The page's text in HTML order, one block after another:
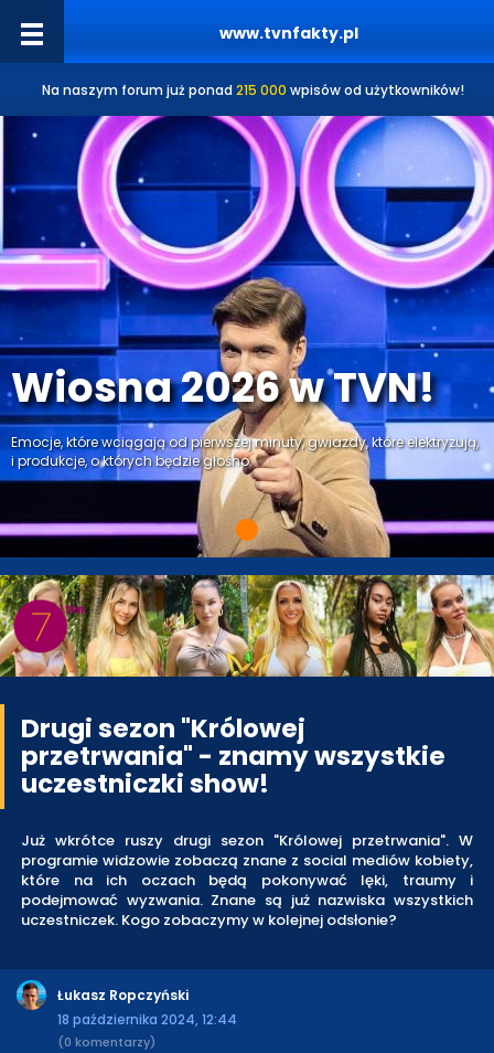
www.tvnfakty.pl
Na naszym forum już ponad 215 000 wpisów od użytkowników!
Wiosna 2026 w TVN!
Emocje, które wciągają od pierwszej minuty, gwiazdy, które elektryzują,
i produkcje, o których będzie głośno.
Drugi sezon "Królowej
przetrwania" - znamy wszystkie
uczestniczki show!
Już wkrótce ruszy drugi sezon "Królowej przetrwania". W
programie widzowie zobaczą znane z social mediów kobiety,
które na ich oczach będą pokonywać lęki, traumy i
podejmować wyzwania. Znane są już nazwiska wszystkich
uczestniczek. Kogo zobaczymy w kolejnej odsłonie?
Łukasz Ropczyński
18 października 2024, 12:44
(0 komentarzy)